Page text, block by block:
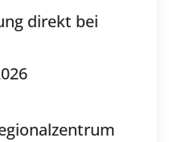
direkt bei